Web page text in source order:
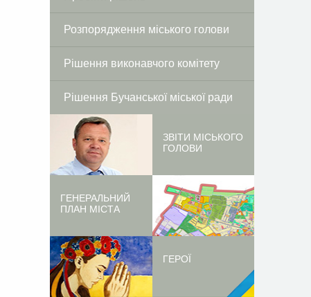
Розпорядження міського голови
Рішення виконавчого комітету
Рішення Бучанської міської ради
ЗВІТИ МІСЬКОГО
ГОЛОВИ
ГЕНЕРАЛЬНИЙ
ПЛАН МІСТА
ГЕРОЇ